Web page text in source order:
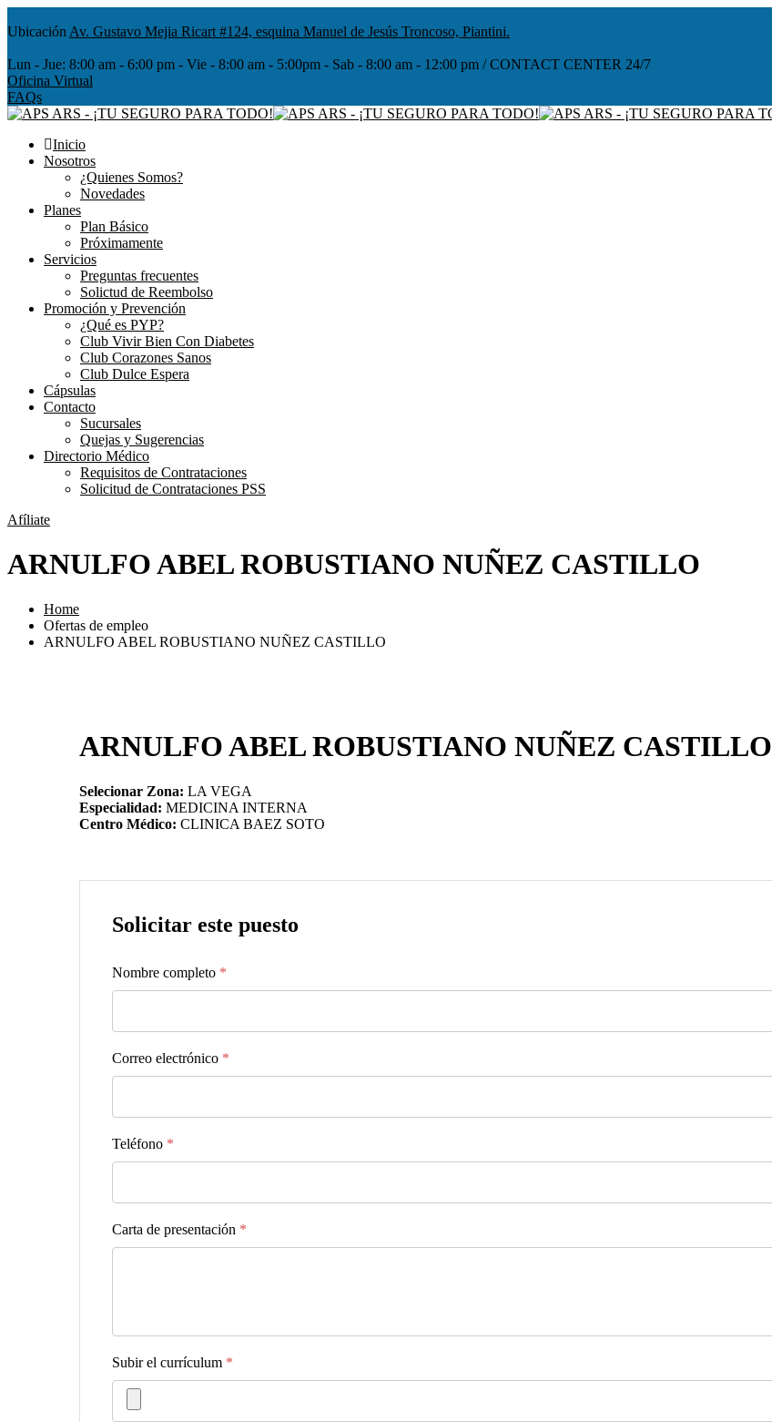
Ubicación Av. Gustavo Mejia Ricart #124, esquina Manuel de Jesús Troncoso, Piantini.
Lun - Jue: 8:00 am - 6:00 pm - Vie - 8:00 am - 5:00pm - Sab - 8:00 am - 12:00 pm / CONTACT CENTER 24/7
Oficina Virtual
FAQs
Inicio
Nosotros
¿Quienes Somos?
Novedades
Planes
Plan Básico
Próximamente
Servicios
Preguntas frecuentes
Solictud de Reembolso
Promoción y Prevención
¿Qué es PYP?
Club Vivir Bien Con Diabetes
Club Corazones Sanos
Club Dulce Espera
Cápsulas
Contacto
Sucursales
Quejas y Sugerencias
Directorio Médico
Requisitos de Contrataciones
Solicitud de Contrataciones PSS
Afíliate
ARNULFO ABEL ROBUSTIANO NUÑEZ CASTILLO
Home
Ofertas de empleo
ARNULFO ABEL ROBUSTIANO NUÑEZ CASTILLO
ARNULFO ABEL ROBUSTIANO NUÑEZ CASTILLO
Selecionar Zona: LA VEGA
Especialidad: MEDICINA INTERNA
Centro Médico: CLINICA BAEZ SOTO
Solicitar este puesto
Nombre completo *
Correo electrónico *
Teléfono *
Carta de presentación *
Subir el currículum *